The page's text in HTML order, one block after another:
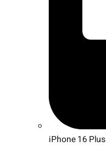
iPhone 16 Plus